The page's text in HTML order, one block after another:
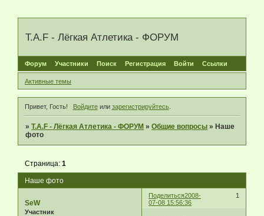
T.A.F - Лёгкая Атлетика - ФОРУМ
Форум Участники Поиск Регистрация Войти Ссылки
Активные темы
Привет, Гость! Войдитеили зарегистрируйтесь.
»T.A.F - Лёгкая Атлетика - ФОРУМ »Общие вопросы » Наше
фото
Наше фото
Страница:1
Поделиться 1
2008-
07-08 15:56:36
SeW
Участник